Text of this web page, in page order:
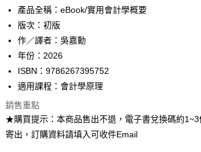
ATM付款
運送方式
數位發送
免運費
產品全稱：eBook/實用會計學概要
版次：初版
作／譯者：吳嘉勳
年份：2026
ISBN：9786267395752
適用課程：會計學原理
銷售重點
★購買提示：本商品售出不退，電子書兌換碼約
寄出，訂購資料請填入可收件Email